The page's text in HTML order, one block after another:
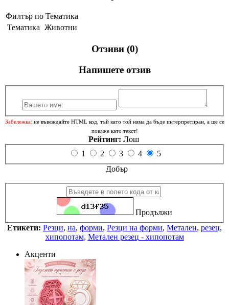
Филтър по Тематика
Тематика Животни
Отзиви (0)
Напишете отзив
Забележка: не въвеждайте HTML код, тъй като той няма да бъде интерпретиран, а ще се
покаже като текст!
Рейтинг: Лош
1
2 3 4
5
Добър
Продължи
Етикети: Резци, на, форми, Резци на форми, Метален, резец,
хипопотам, Метален резец - хипопотам
Акценти